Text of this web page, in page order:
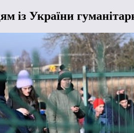
із України